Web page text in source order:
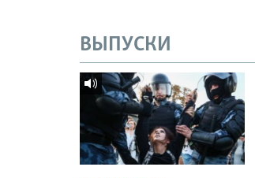
ВЫПУСКИ